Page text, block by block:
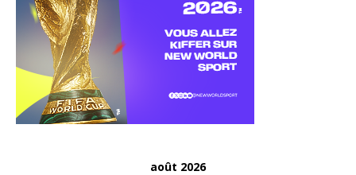
août 2026